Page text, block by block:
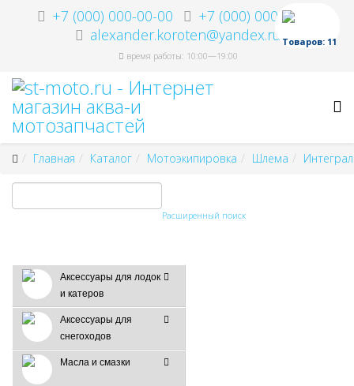
+7 (000) 000-00-00
+7 (000) 000-00-00
alexander.koroten@yandex.ru
время работы: 10:00—19:00
Товаров: 11
Главная Каталог Мотоэкипировка Шлема Интеграл
Расширенный поиск
Аксессуары для лодок
и катеров
Аксессуары для
снегоходов
Масла и смазки